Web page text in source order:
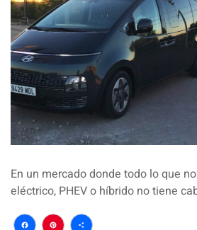
En un mercado donde todo lo que
eléctrico, PHEV o híbrido no tiene